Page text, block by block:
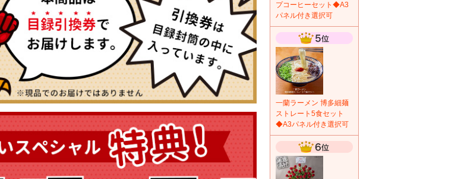
プコーヒーセット◆A3
パネル付き選択可
一蘭ラーメン 博多細麺
ストレート5食セット
◆A3パネル付き選択可